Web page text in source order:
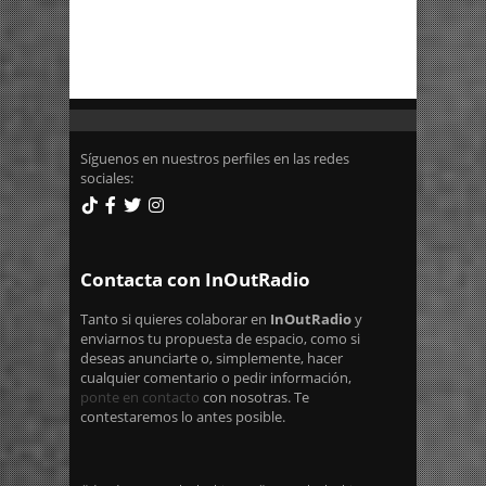
Síguenos en nuestros perfiles en las redes
sociales:
Contacta con InOutRadio
Tanto si quieres colaborar en InOutRadioy
enviarnos tu propuesta de espacio, como si
deseas anunciarte o, simplemente, hacer
cualquier comentario o pedir información,
ponte en contacto con nosotras. Te
contestaremos lo antes posible.